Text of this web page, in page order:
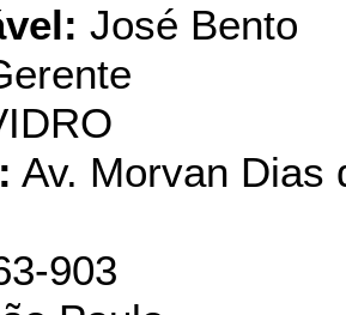
José Bento
Av. Morvan Dias
903